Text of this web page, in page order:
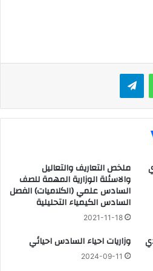
واتساب تيلقرام
ملخص التعاريف والتعاليل
والاسئلة الوزارية المهمة للصف
السادس علمي (الكلاميات) الفصل
السادس الكيمياء التحليلية
2021-11-18
وزاريات احياء السادس احيائي
2024-09-11